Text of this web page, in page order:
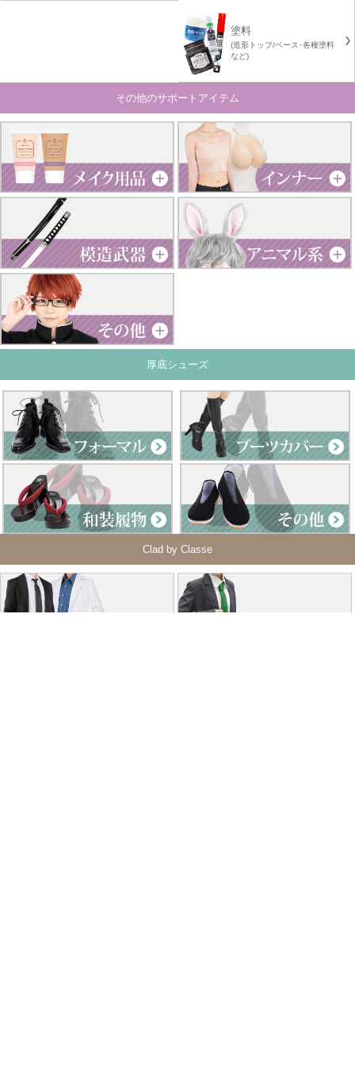
塗料
(造形トップ/ベース･各種塗料
など)
その他のサポートアイテム
厚底シューズ
Clad by Classe